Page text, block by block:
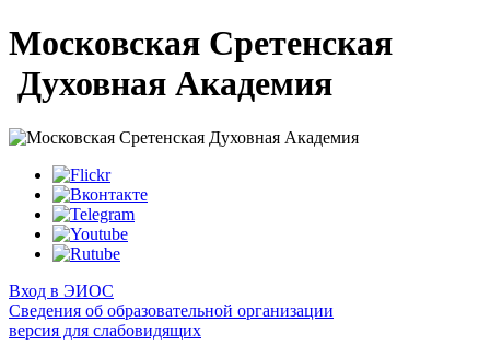
Московская Сретенская
Духовная Академия
Вход в ЭИОС
Сведения об образовательной организации
версия для слабовидящих